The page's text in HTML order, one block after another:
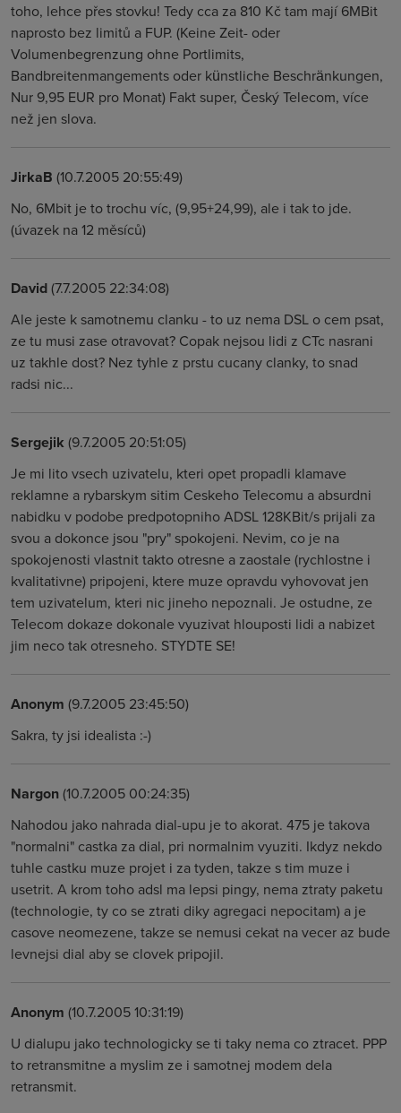
toho, lehce přes stovku! Tedy cca za 810 Kč tam mají 6MBit
naprosto bez limitů a FUP. (Keine Zeit- oder
Volumenbegrenzung ohne Portlimits,
Bandbreitenmangements oder künstliche Beschränkungen,
Nur 9,95 EUR pro Monat) Fakt super, Český Telecom, více
než jen slova.
JirkaB (10.7.2005 20:55:49)
No, 6Mbit je to trochu víc, (9,95+24,99), ale i tak to jde.
(úvazek na 12 měsíců)
David(7.7.2005 22:34:08)
Ale jeste k samotnemu clanku - to uz nema DSL o cem psat,
ze tu musi zase otravovat? Copak nejsou lidi z CTc nasrani
uz takhle dost? Nez tyhle z prstu cucany clanky, to snad
radsi nic...
Sergejik (9.7.2005 20:51:05)
Je mi lito vsech uzivatelu, kteri opet propadli klamave
reklamne a rybarskym sitim Ceskeho Telecomu a absurdni
nabidku v podobe predpotopniho ADSL 128KBit/s prijali za
svou a dokonce jsou "pry" spokojeni. Nevim, co je na
spokojenosti vlastnit takto otresne a zaostale (rychlostne i
kvalitativne) pripojeni, ktere muze opravdu vyhovovat jen
tem uzivatelum, kteri nic jineho nepoznali. Je ostudne, ze
Telecom dokaze dokonale vyuzivat hlouposti lidi a nabizet
jim neco tak otresneho. STYDTE SE!
Anonym (9.7.2005 23:45:50)
Sakra, ty jsi idealista :-)
Nargon(10.7.2005 00:24:35)
Nahodou jako nahrada dial-upu je to akorat. 475 je takova
"normalni" castka za dial, pri normalnim vyuziti. Ikdyz nekdo
tuhle castku muze projet i za tyden, takze s tim muze i
usetrit. A krom toho adsl ma lepsi pingy, nema ztraty paketu
(technologie, ty co se ztrati diky agregaci nepocitam) a je
casove neomezene, takze se nemusi cekat na vecer az bude
levnejsi dial aby se clovek pripojil.
Anonym (10.7.2005 10:31:19)
U dialupu jako technologicky se ti taky nema co ztracet. PPP
to retransmitne a myslim ze i samotnej modem dela
retransmit.